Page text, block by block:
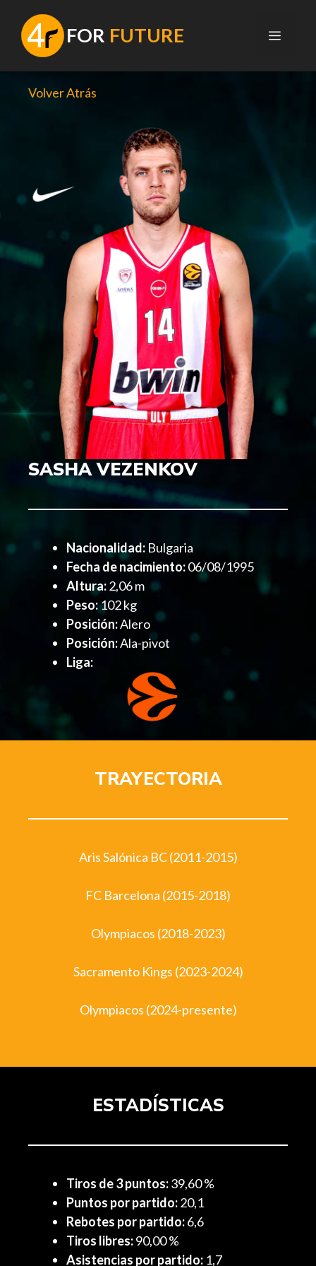
contenido
FOR FUTURE MENÚ
Volver Atrás
SASHA VEZENKOV
Nacionalidad: Bulgaria
Fecha de nacimiento:06/08/1995
Altura:2,06 m
Peso:102 kg
Posición:Alero
Posición:Ala-pivot
Liga:
TRAYECTORIA
Aris Salónica BC (2011-2015)
FC Barcelona (2015-2018)
Olympiacos (2018-2023)
Sacramento Kings (2023-2024)
Olympiacos (2024-presente)
ESTADÍSTICAS
Tiros de 3 puntos:39,60 %
Puntos por partido:20,1
Rebotes por partido:6,6
Tiros libres:90,00 %
Asistencias por partido: 1,7